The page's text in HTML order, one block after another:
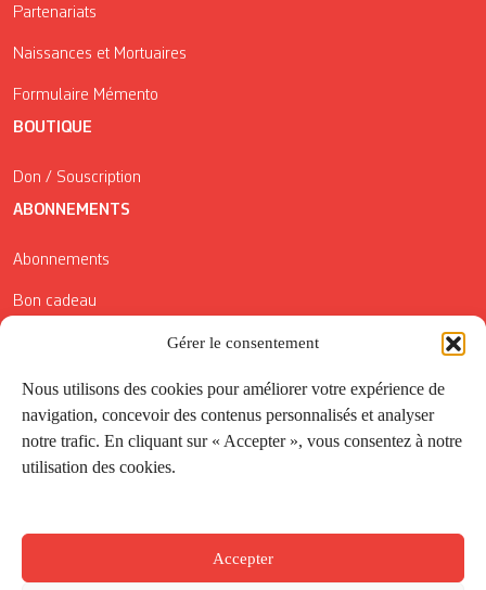
Gérer le consentement
Nous utilisons des cookies pour améliorer votre expérience de
navigation, concevoir des contenus personnalisés et analyser
notre trafic. En cliquant sur « Accepter », vous consentez à notre
utilisation des cookies.
Accepter
Partenariats
Naissances et Mortuaires
Formulaire Mémento
BOUTIQUE
Don / Souscription
ABONNEMENTS
Abonnements
Bon cadeau
Conditions générales de vente
Réductions de la Carte Côté Courrier
Application